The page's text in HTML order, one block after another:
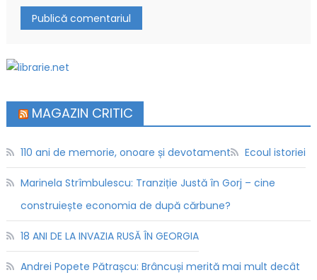
MAGAZIN CRITIC
110 ani de memorie, onoare și devotament Ecoul istoriei
Marinela Strîmbulescu: Tranziție Justă în Gorj – cine
construiește economia de după cărbune?
18 ANI DE LA INVAZIA RUSĂ ÎN GEORGIA
Andrei Popete Pătrașcu: Brâncuși merită mai mult decât